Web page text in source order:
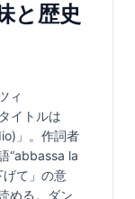
と歴史
ィ
イトルは
」。作詞者
“abbassa la
て」の意
める。ダン